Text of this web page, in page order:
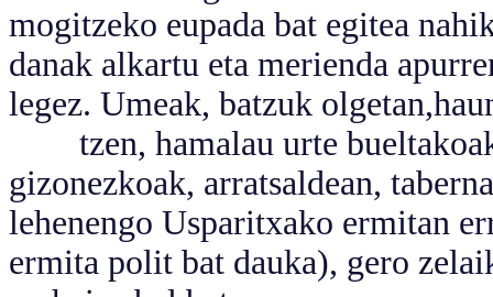
mogitzeko eupada bat egitea
danak alkartu eta merienda
legez. Umeak, batzuk
tzen, hamalau urte bueltakoak
gizonezkoak, arratsaldean,
lehenengo Usparitxako ermitan
ermita polit bat dauka), gero